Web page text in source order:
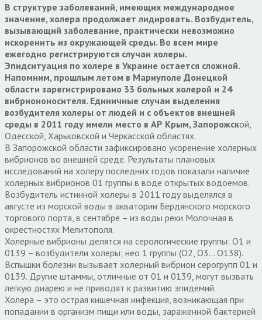
В структуре заболеваний, имеющих международное
значение, холера продолжает лидировать. Возбудитель,
вызывающий заболевание, практически невозможно
искоренить из окружающей среды. Во всем мире
ежегодно регистрируются случаи холеры.
Эпидситуация по холере в Украине остается сложной.
Напомним, прошлым летом в Мариуполе Донецкой
области зарегистрировано 33 больных холерой и 24
вибриононосителя. Единичные случаи выделения
возбудителя холеры от людей и с объектов внешней
среды в 2011 году имели место в АР Крым, Запорожской,
Одесской, Харьковской и Черкасской областях.
В Запорожской области зафиксировано укоренение холерных
вибрионов во внешней среде. Результаты плановых
исследований на холеру последних годов показали наличие
холерных вибрионов 01 группы в воде открытых водоемов.
Возбудитель истинной холеры в 2011 году выделялся в
августе из морской воды в акватории Бердянского морского
торгового порта, в сентябре – из воды реки Молочная в
окрестностях Мелитополя.
Холерные вибрионы делятся на серологические группы: О1 и
0139 – возбудители холеры; нео 1 группы (О2, О3… О138).
Вспышки болезни вызывает холерный вибрион серогрупп 01 и
0139. Другие штаммы, отличные от 01 и 0139, могут вызвать
легкую диарею и не приводят к развитию эпидемий.
Холера – это острая кишечная инфекция, возникающая при
попадании в организм пищи или воды, зараженной бактерией